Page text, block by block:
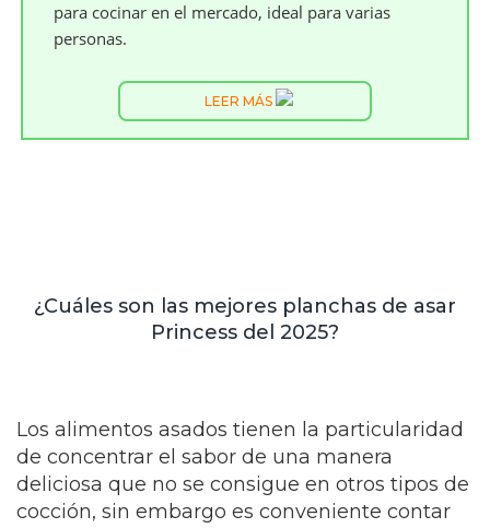
para cocinar en el mercado, ideal para varias
personas.
LEER MÁS
¿Cuáles son las mejores planchas de asar
Princess del 2025?
Los alimentos asados tienen la particularidad
de concentrar el sabor de una manera
deliciosa que no se consigue en otros tipos de
cocción, sin embargo es conveniente contar